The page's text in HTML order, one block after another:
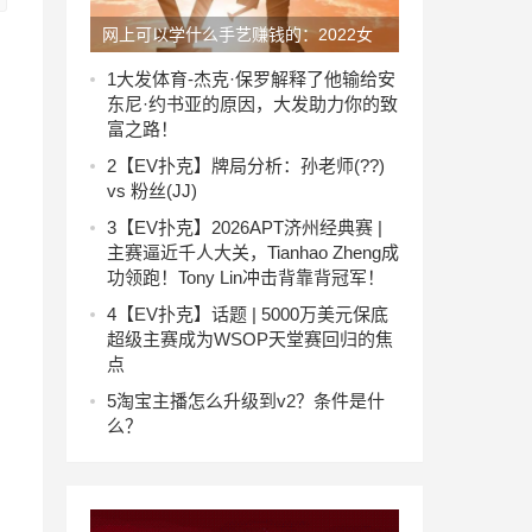
网上可以学什么手艺赚钱的：2022女
生学什么手艺好赚钱
1大发体育-杰克·保罗解释了他输给安
东尼·约书亚的原因，大发助力你的致
富之路！
2 【EV扑克】​牌局分析：孙老师(??)
vs 粉丝(JJ)
3 【EV扑克】2026APT济州经典赛 |
主赛逼近千人大关，Tianhao Zheng成
功领跑！Tony Lin冲击背靠背冠军！
4 【EV扑克】话题 | 5000万美元保底
超级主赛成为WSOP天堂赛回归的焦
点
5淘宝主播怎么升级到v2？条件是什
么？